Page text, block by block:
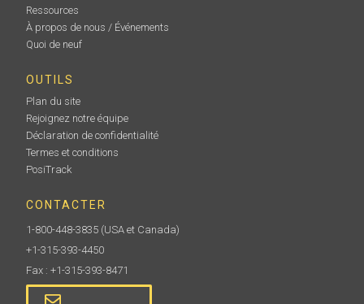
Ressources
À propos de nous / Événements
Quoi de neuf
OUTILS
Plan du site
Rejoignez notre équipe
Déclaration de confidentialité
Termes et conditions
PosiTrack
CONTACTER
1-800-448-3835 (USA et Canada)
+1-315-393-4450
Fax : +1-315-393-8471